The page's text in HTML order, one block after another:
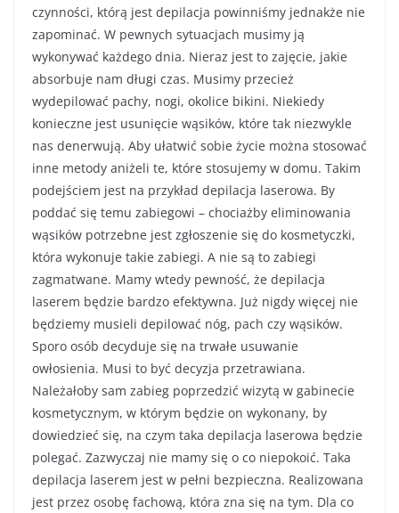
czynności, którą jest depilacja powinniśmy jednakże nie
zapominać. W pewnych sytuacjach musimy ją
wykonywać każdego dnia. Nieraz jest to zajęcie, jakie
absorbuje nam długi czas. Musimy przecież
wydepilować pachy, nogi, okolice bikini. Niekiedy
konieczne jest usunięcie wąsików, które tak niezwykle
nas denerwują. Aby ułatwić sobie życie można stosować
inne metody aniżeli te, które stosujemy w domu. Takim
podejściem jest na przykład depilacja laserowa. By
poddać się temu zabiegowi – chociażby eliminowania
wąsików potrzebne jest zgłoszenie się do kosmetyczki,
która wykonuje takie zabiegi. A nie są to zabiegi
zagmatwane. Mamy wtedy pewność, że depilacja
laserem będzie bardzo efektywna. Już nigdy więcej nie
będziemy musieli depilować nóg, pach czy wąsików.
Sporo osób decyduje się na trwałe usuwanie
owłosienia. Musi to być decyzja przetrawiana.
Należałoby sam zabieg poprzedzić wizytą w gabinecie
kosmetycznym, w którym będzie on wykonany, by
dowiedzieć się, na czym taka depilacja laserowa będzie
polegać. Zazwyczaj nie mamy się o co niepokoić. Taka
depilacja laserem jest w pełni bezpieczna. Realizowana
jest przez osobę fachową, która zna się na tym. Dla co